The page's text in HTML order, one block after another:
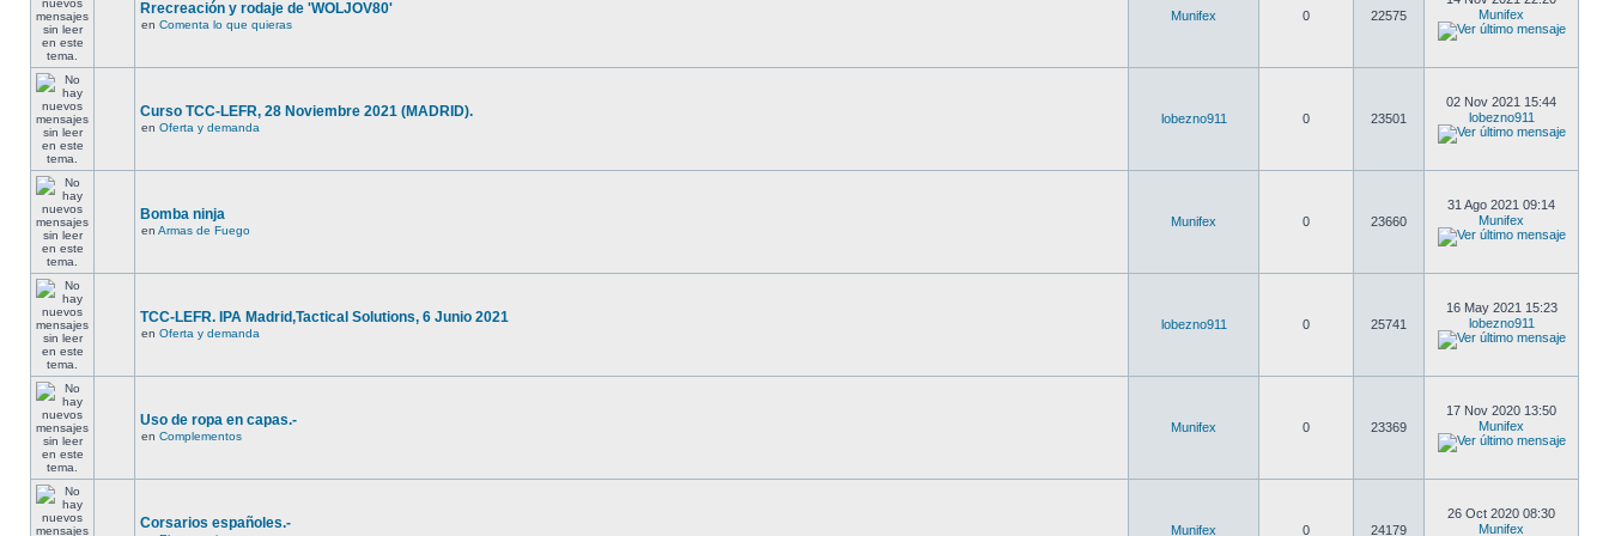
Rrecreación y rodaje de 'WOLJOV80'
en Comenta lo que quieras
Munifex 0 22575
Munifex
Curso TCC-LEFR, 28 Noviembre 2021 (MADRID).
en Oferta y demanda
lobezno911 0 23501
02 Nov 2021 15:44
lobezno911
Bomba ninja
en Armas de Fuego
Munifex 0 23660
31 Ago 2021 09:14
Munifex
TCC-LEFR. IPA Madrid,Tactical Solutions, 6 Junio 2021
en Oferta y demanda
lobezno911 0 25741
16 May 2021 15:23
lobezno911
Uso de ropa en capas.-
en Complementos
Munifex 0 23369
17 Nov 2020 13:50
Munifex
Corsarios españoles.- Munifex 0 24179
26 Oct 2020 08:30
Munifex